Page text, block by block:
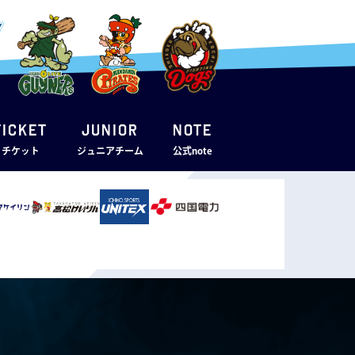
ケット
JUNIOR
ジュニアチーム
note
公式note